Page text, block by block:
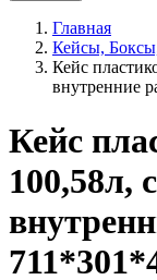
Главная
Кейсы,
Кейс
внутренние
Кейс
100,58л,